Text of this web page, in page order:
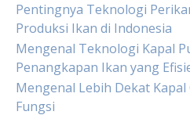
Pentingnya Teknologi
Produksi Ikan di Indonesia
Mengenal Teknologi Kapal
Penangkapan Ikan yang
Mengenal Lebih Dekat
Fungsi